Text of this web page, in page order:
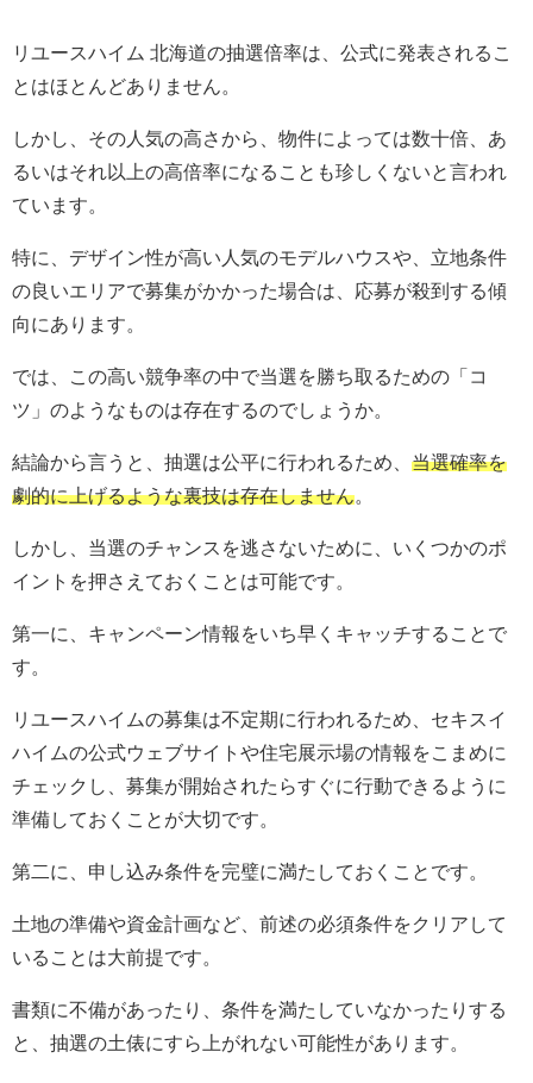
リユースハイム 北海道の抽選倍率は、公式に発表されるこ
とはほとんどありません。
しかし、その人気の高さから、物件によっては数十倍、あ
るいはそれ以上の高倍率になることも珍しくないと言われ
ています。
特に、デザイン性が高い人気のモデルハウスや、立地条件
の良いエリアで募集がかかった場合は、応募が殺到する傾
向にあります。
では、この高い競争率の中で当選を勝ち取るための「コ
ツ」のようなものは存在するのでしょうか。
結論から言うと、抽選は公平に行われるため、 当選確率を
劇的に上げるような裏技は存在しません
しかし、当選のチャンスを逃さないために、いくつかのポ
イントを押さえておくことは可能です。
第一に、キャンペーン情報をいち早くキャッチすることで
す。
リユースハイムの募集は不定期に行われるため、セキスイ
ハイムの公式ウェブサイトや住宅展示場の情報をこまめに
チェックし、募集が開始されたらすぐに行動できるように
準備しておくことが大切です。
第二に、申し込み条件を完璧に満たしておくことです。
土地の準備や資金計画など、前述の必須条件をクリアして
いることは大前提です。
書類に不備があったり、条件を満たしていなかったりする
と、抽選の土俵にすら上がれない可能性があります。